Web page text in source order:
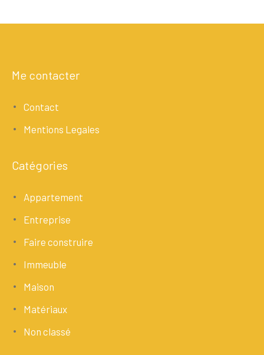
Me contacter
Contact
Mentions Legales
Catégories
Appartement
Entreprise
Faire construire
Immeuble
Maison
Matériaux
Non classé